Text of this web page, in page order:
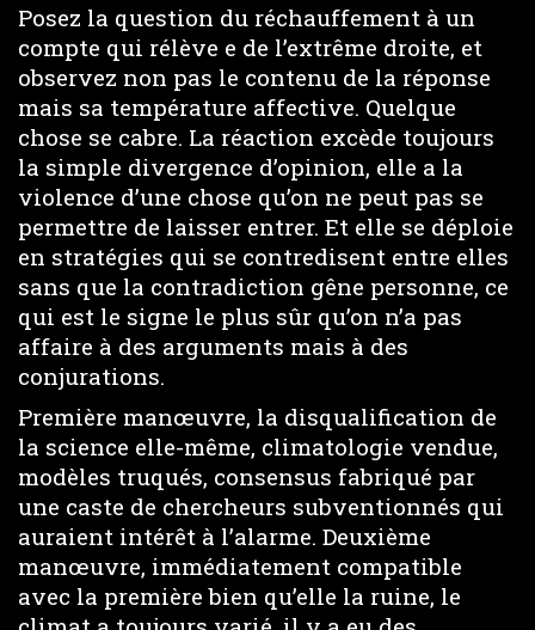
Posez la question du réchauffement à un
compte qui rélève e de l’extrême droite, et
observez non pas le contenu de la réponse
mais sa température affective. Quelque
chose se cabre. La réaction excède toujours
la simple divergence d’opinion, elle a la
violence d’une chose qu’on ne peut pas se
permettre de laisser entrer. Et elle se déploie
en stratégies qui se contredisent entre elles
sans que la contradiction gêne personne, ce
qui est le signe le plus sûr qu’on n’a pas
affaire à des arguments mais à des
conjurations.
Première manœuvre, la disqualification de
la science elle-même, climatologie vendue,
modèles truqués, consensus fabriqué par
une caste de chercheurs subventionnés qui
auraient intérêt à l’alarme. Deuxième
manœuvre, immédiatement compatible
avec la première bien qu’elle la ruine, le